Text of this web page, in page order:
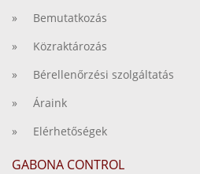
» Bemutatkozás
» Közraktározás
» Bérellenőrzési szolgáltatás
» Áraink
» Elérhetőségek
GABONA CONTROL